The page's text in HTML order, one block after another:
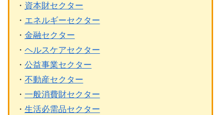
・ 資本財セクター
・ エネルギーセクター
・ 金融セクター
・ ヘルスケアセクター
・ 公益事業セクター
・ 不動産セクター
・ 一般消費財セクター
・ 生活必需品セクター